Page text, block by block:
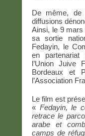
De même, de
diffusions
Ainsi, le 9
sa sortie
Fedayin, le
en
l’Union Juive
Bordeaux et
l’Association
Le film est
« Fedayin, le
retrace le
arabe et
camps de